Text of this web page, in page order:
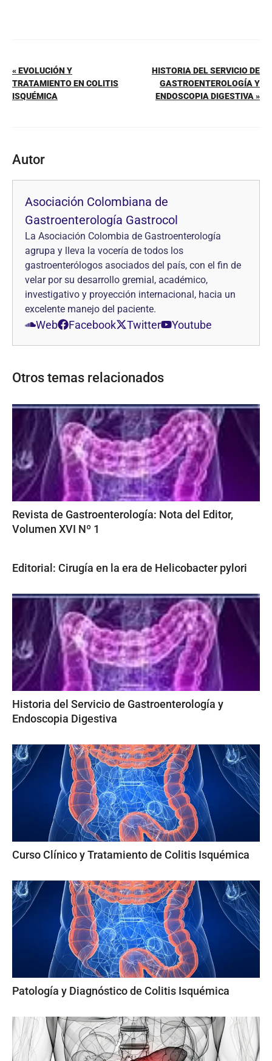
« EVOLUCIÓN Y
TRATAMIENTO EN COLITIS
ISQUÉMICA
HISTORIA DEL SERVICIO DE
GASTROENTEROLOGÍA Y
ENDOSCOPIA DIGESTIVA »
Autor
Asociación Colombiana de
Gastroenterología Gastrocol
La Asociación Colombia de Gastroenterología
agrupa y lleva la vocería de todos los
gastroenterólogos asociados del país, con el fin de
velar por su desarrollo gremial, académico,
investigativo y proyección internacional, hacia un
excelente manejo del paciente.
Web Facebook Twitter Youtube
Otros temas relacionados
Revista de Gastroenterología: Nota del Editor,
Volumen XVI Nº 1
Editorial: Cirugía en la era de Helicobacter pylori
Historia del Servicio de Gastroenterología y
Endoscopia Digestiva
Curso Clínico y Tratamiento de Colitis Isquémica
Patología y Diagnóstico de Colitis Isquémica